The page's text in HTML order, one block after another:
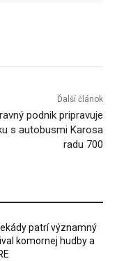
Ďalší článok
podnik pripravuje
s autobusmi Karosa
radu 700
patrí významný
komornej hudby a